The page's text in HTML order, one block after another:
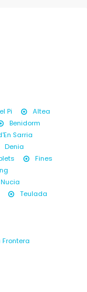
Pi
Altea
Benidorm
Sarria
Denia
Fines
Teulada